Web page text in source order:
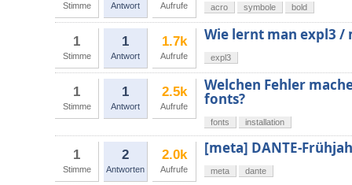
Stimme Antwort Aufrufe acro symbole bold
1
Stimme
1
Antwort
1.7k
Aufrufe
Wie lernt man expl3 /
expl3
1
Stimme
1
Antwort
2.5k
Aufrufe
Welchen Fehler
fonts?
fonts installation
1
Stimme
2
Antworten
2.0k
Aufrufe
[meta] DANTE-
meta dante